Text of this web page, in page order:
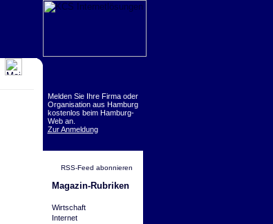
Melden Sie Ihre Firma oder
Organisation aus Hamburg
kostenlos beim Hamburg-
Web an.
Zur Anmeldung
RSS-Feed abonnieren
Magazin-Rubriken
Wirtschaft
Internet